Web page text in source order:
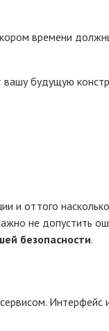
времени должны
вашу будущую
оттого
не допустить
безопасности.